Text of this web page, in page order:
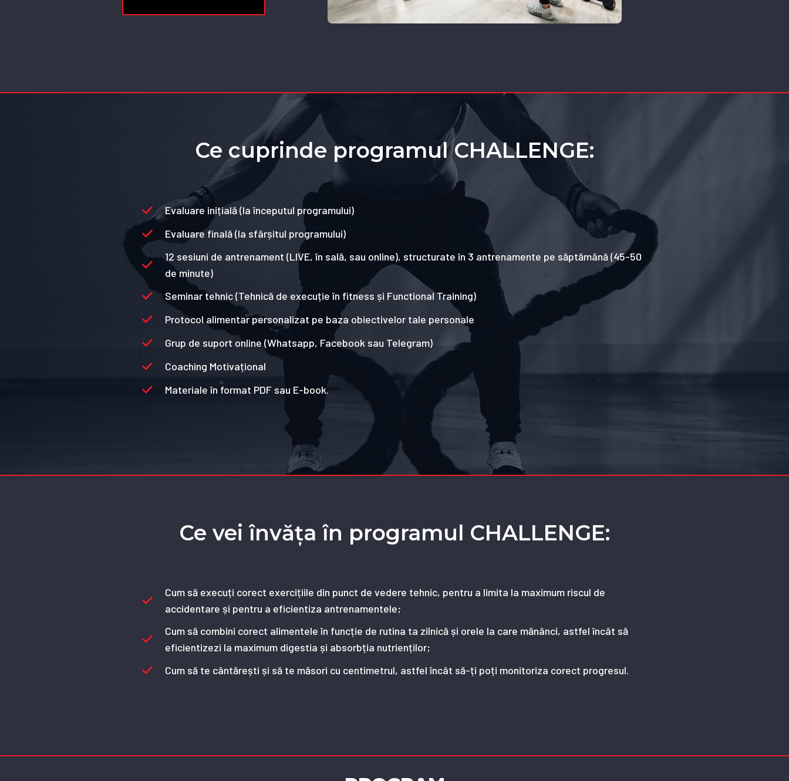
Ce cuprinde programul CHALLENGE:
Evaluare inițială (la începutul programului)
Evaluare finală (la sfârșitul programului)
12 sesiuni de antrenament (LIVE, în sală, sau online), structurate în 3 antrenamente pe săptămână (45-50
de minute)
Seminar tehnic (Tehnică de execuție în fitness și Functional Training)
Protocol alimentar personalizat pe baza obiectivelor tale personale
Grup de suport online (Whatsapp, Facebook sau Telegram)
Coaching Motivațional
Materiale în format PDF sau E-book.
Ce vei învăța în programul CHALLENGE:
Cum să execuți corect exercițiile din punct de vedere tehnic, pentru a limita la maximum riscul de
accidentare și pentru a eficientiza antrenamentele;
Cum să combini corect alimentele în funcție de rutina ta zilnică și orele la care mănânci, astfel încât să
eficientizezi la maximum digestia și absorbția nutrienților;
Cum să te cântărești și să te măsori cu centimetrul, astfel încât să-ți poți monitoriza corect progresul.